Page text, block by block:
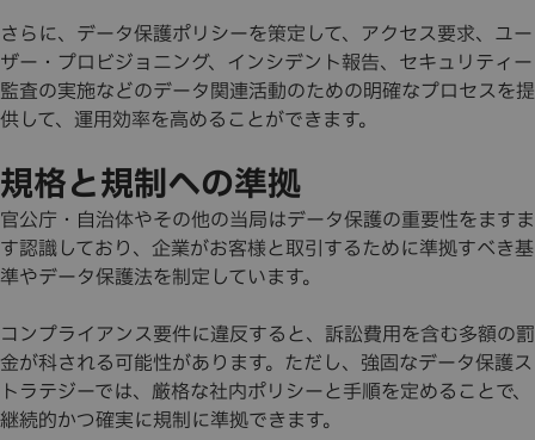
さらに、データ保護ポリシーを策定して、アクセス要求、ユー
ザー・プロビジョニング、インシデント報告、セキュリティー
監査の実施などのデータ関連活動のための明確なプロセスを提
供して、運用効率を高めることができます。
規格と規制への準拠
官公庁・自治体やその他の当局はデータ保護の重要性をますま
す認識しており、企業がお客様と取引するために準拠すべき基
準やデータ保護法を制定しています。
コンプライアンス要件に違反すると、訴訟費用を含む多額の罰
金が科される可能性があります。ただし、強固なデータ保護ス
トラテジーでは、厳格な社内ポリシーと手順を定めることで、
継続的かつ確実に規制に準拠できます。